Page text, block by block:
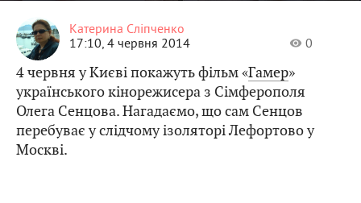
Катерина Сліпченко
17:10, 4 червня 2014
0
4 червня у Києві покажуть фільм «Гамер»
українського кінорежисера з Сімферополя
Олега Сенцова. Нагадаємо, що сам Сенцов
перебуває у слідчому ізоляторі Лефортово у
Москві.